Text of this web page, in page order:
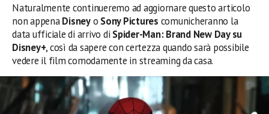
Naturalmente continueremo ad aggiornare questo articolo
non appenaDisneyo Sony Pictures comunicheranno la
data ufficiale di arrivo di Spider-Man: Brand New Day su
Disney+, così da sapere con certezza quando sarà possibile
vedere il film comodamente in streaming da casa.